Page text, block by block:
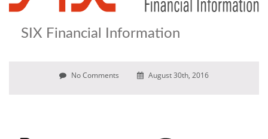
SIX Financial Information
No Comments August 30th, 2016